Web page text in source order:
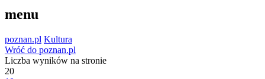
menu
poznan.pl Kultura
Wróć do poznan.pl
Liczba wyników na stronie
20